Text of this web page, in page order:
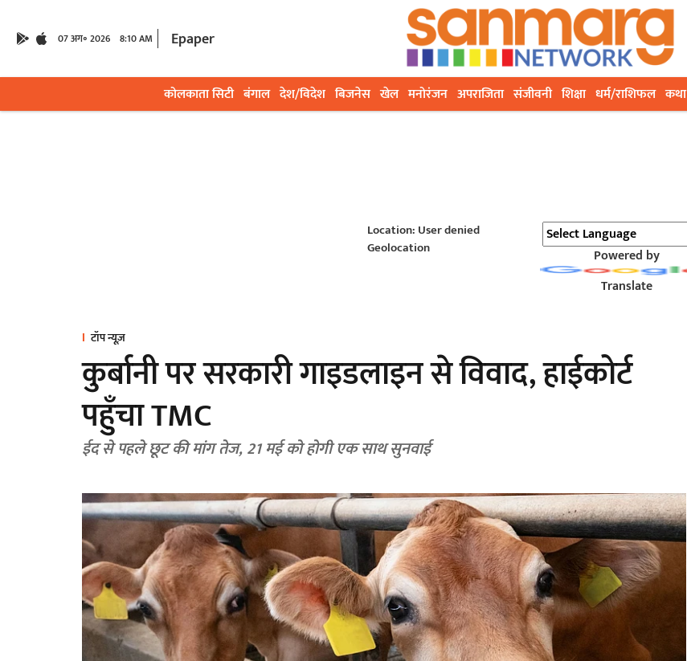
07 अग॰ 2026 8:10 AM Epaper
कोलकाता सिटी बंगाल देश/विदेश बिजनेस खेल मनोरंजन अपराजिता संजीवनी शिक्षा धर्म/राशिफल कथा
Location: User denied
Geolocation
Powered by
Translate
टॉप न्यूज़
कुर्बानी पर सरकारी गाइडलाइन से विवाद, हाईकोर्ट
पहुँचा TMC
ईद से पहले छूट की मांग तेज, 21 मई को होगी एक साथ सुनवाई